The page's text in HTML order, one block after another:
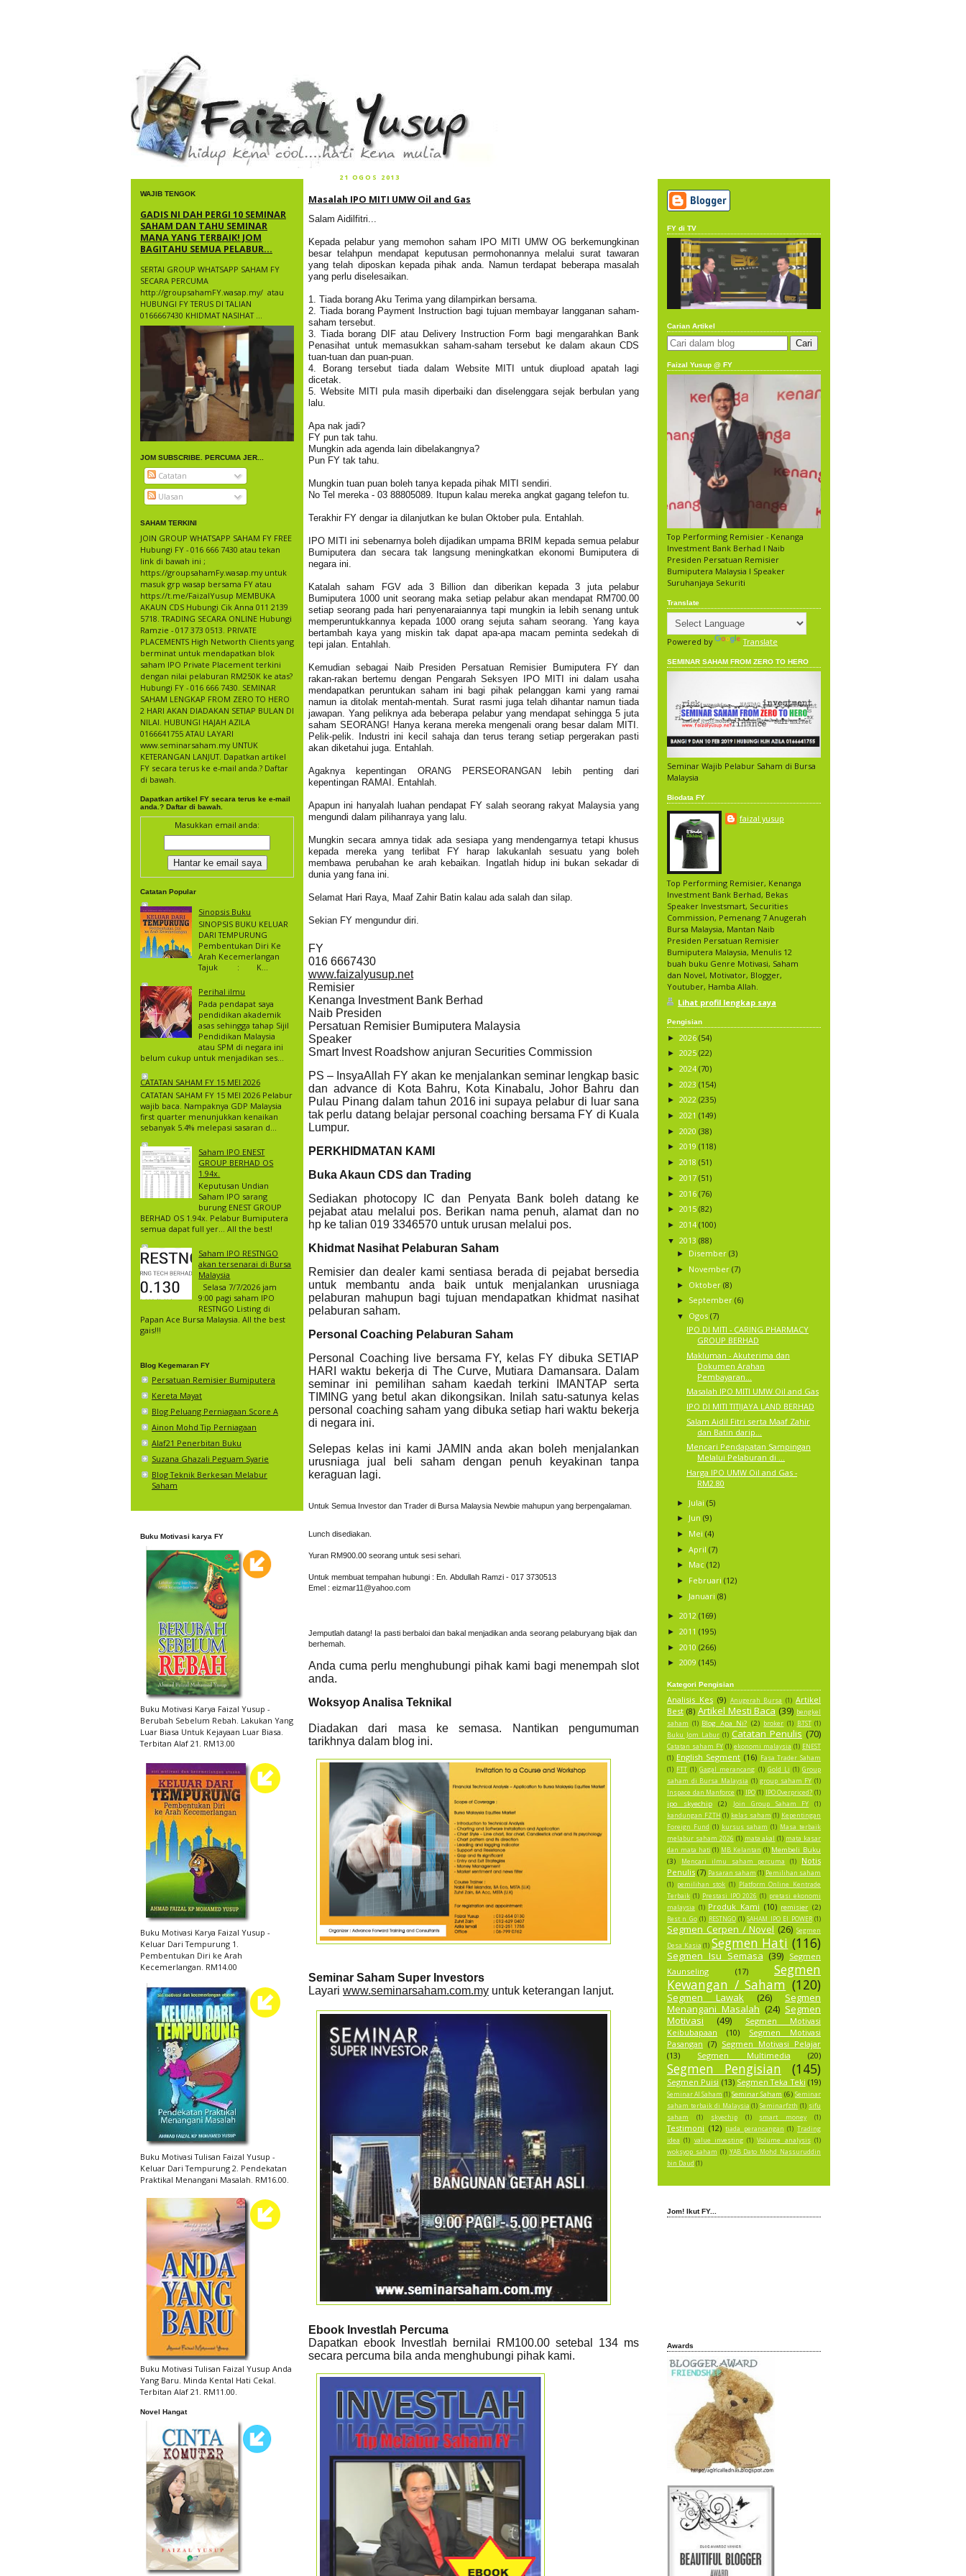
faizal yusup
WAJIB TENGOK
GADIS NI DAH PERGI 10 SEMINAR
SAHAM DAN TAHU SEMINAR
MANA YANG TERBAIK! JOM
BAGITAHU SEMUA PELABUR...
SERTAI GROUP WHATSAPP SAHAM FY
SECARA PERCUMA
http://groupsahamFY.wasap.my/ ​ atau
HUBUNGI FY TERUS DI TALIAN
0166667430 KHIDMAT NASIHAT ...
JOM SUBSCRIBE. PERCUMA JER...
Catatan
Ulasan
SAHAM TERKINI
JOIN GROUP WHATSAPP SAHAM FY FREE
Hubungi FY - 016 666 7430 atau tekan
link di bawah ini ;
https://groupsahamFy.wasap.my untuk
masuk grp wasap bersama FY atau
https://t.me/FaizalYusup MEMBUKA
AKAUN CDS Hubungi Cik Anna 011 2139
5718. TRADING SECARA ONLINE Hubungi
Ramzie - 017 373 0513. PRIVATE
PLACEMENTS High Networth Clients yang
berminat untuk mendapatkan blok
saham IPO Private Placement terkini
dengan nilai pelaburan RM250K ke atas?
Hubungi FY - 016 666 7430. SEMINAR
SAHAM LENGKAP FROM ZERO TO HERO
2 HARI AKAN DIADAKAN SETIAP BULAN DI
NILAI. HUBUNGI HAJAH AZILA
0166641755 ATAU LAYARI
www.seminarsaham.my UNTUK
KETERANGAN LANJUT. Dapatkan artikel
FY secara terus ke e-mail anda.? Daftar
di bawah.
Dapatkan artikel FY secara terus ke e-mail
anda.? Daftar di bawah.
Masukkan email anda:
Catatan Popular
Sinopsis Buku
SINOPSIS BUKU KELUAR
DARI TEMPURUNG
Pembentukan Diri Ke
Arah Kecemerlangan
Tajuk : K...
Perihal ilmu
Pada pendapat saya
pendidikan akademik
asas sehingga tahap Sijil
Pendidikan Malaysia
atau SPM di negara ini
belum cukup untuk menjadikan ses...
CATATAN SAHAM FY 15 MEI 2026
CATATAN SAHAM FY 15 MEI 2026 Pelabur
wajib baca. Nampaknya GDP Malaysia
first quarter menunjukkan kenaikan
sebanyak 5.4% melepasi sasaran d...
Saham IPO ENEST
GROUP BERHAD OS
1.94x.
Keputusan Undian
Saham IPO sarang
burung ENEST GROUP
BERHAD OS 1.94x. Pelabur Bumiputera
semua dapat full yer… All the best!
Saham IPO RESTNGO
akan tersenarai di Bursa
Malaysia
Selasa 7/7/2026 jam
9:00 pagi saham IPO
RESTNGO Listing di
Papan Ace Bursa Malaysia. All the best
gais!!!
Blog Kegemaran FY
Persatuan Remisier Bumiputera
Kereta Mayat
Blog Peluang Perniagaan Score A
Ainon Mohd Tip Perniagaan
Alaf21 Penerbitan Buku
Suzana Ghazali Peguam Syarie
Blog Teknik Berkesan Melabur
Saham
Buku Motivasi karya FY
Buku Motivasi Karya Faizal Yusup -
Berubah Sebelum Rebah. Lakukan Yang
Luar Biasa Untuk Kejayaan Luar Biasa.
Terbitan Alaf 21. RM13.00
Buku Motivasi Karya Faizal Yusup -
Keluar Dari Tempurung 1.
Pembentukan Diri ke Arah
Kecemerlangan. RM14.00
Buku Motivasi Tulisan Faizal Yusup -
Keluar Dari Tempurung 2. Pendekatan
Praktikal Menangani Masalah. RM16.00.
Buku Motivasi Tulisan Faizal Yusup Anda
Yang Baru. Minda Kental Hati Cekal.
Terbitan Alaf 21. RM11.00.
Novel Hangat
21 OGOS 2013
Masalah IPO MITI UMW Oil and Gas
Salam Aidilfitri...
Kepada pelabur yang memohon saham IPO MITI UMW OG berkemungkinan
besar telahpun mendapat keputusan permohonannya melalui surat tawaran
yang telah diposkan kepada pihak anda. Namun terdapat beberapa masalah
yang perlu diselesaikan.
1. Tiada borang Aku Terima yang dilampirkan bersama.
2. Tiada borang Payment Instruction bagi tujuan membayar langganan saham-
saham tersebut.
3. Tiada borang DIF atau Delivery Instruction Form bagi mengarahkan Bank
Penasihat untuk memasukkan saham-saham tersebut ke dalam akaun CDS
tuan-tuan dan puan-puan.
4. Borang tersebut tiada dalam Website MITI untuk diupload apatah lagi
dicetak.
5. Website MITI pula masih diperbaiki dan diselenggara sejak berbulan yang
lalu.
Apa nak jadi?
FY pun tak tahu.
Mungkin ada agenda lain dibelakangnya?
Pun FY tak tahu.
Mungkin tuan puan boleh tanya kepada pihak MITI sendiri.
No Tel mereka - 03 88805089. Itupun kalau mereka angkat gagang telefon tu.
Terakhir FY dengar ia dilanjutkan ke bulan Oktober pula. Entahlah.
IPO MITI ini sebenarnya boleh dijadikan umpama BRIM kepada semua pelabur
Bumiputera dan secara tak langsung meningkatkan ekonomi Bumiputera di
negara ini.
Katalah saham FGV ada 3 Billion dan diberikan kepada 3 juta pelabur
Bumiputera 1000 unit seorang maka setiap pelabur akan mendapat RM700.00
setiap seorang pada hari penyenaraiannya tapi mungkin ia lebih senang untuk
memperuntukkannya kepada 1000 orang sejuta saham seorang. Yang kaya
bertambah kaya yang miskin tak dapat apa-apa macam peminta sedekah di
tepi jalan. Entahlah.
Kemudian sebagai Naib Presiden Persatuan Remisier Bumiputera FY dan
rakan-rakan bertemu dengan Pengarah Seksyen IPO MITI ini dalam usaha
mendapatkan peruntukan saham ini bagi pihak pelanggan kami yang ramai
namun ia ditolak mentah-mentah. Surat rasmi juga telah dihantar namun tiada
jawapan. Yang peliknya ada beberapa pelabur yang mendapat sehingga 5 juta
saham SEORANG! Hanya kerana mereka mengenali orang besar dalam MITI.
Pelik-pelik. Industri ini kecil sahaja dan terus terang setiap pergerakan pasti
akan diketahui juga. Entahlah.
Agaknya kepentingan ORANG PERSEORANGAN lebih penting dari
kepentingan RAMAI. Entahlah.
Apapun ini hanyalah luahan pendapat FY salah seorang rakyat Malaysia yang
mengundi dalam pilihanraya yang lalu.
Mungkin secara amnya tidak ada sesiapa yang mendengarnya tetapi khusus
kepada mereka yang terlibat FY harap lakukanlah sesuatu yang boleh
membawa perubahan ke arah kebaikan. Ingatlah hidup ini bukan sekadar di
dunia yang fana ini.
Selamat Hari Raya, Maaf Zahir Batin kalau ada salah dan silap.
Sekian FY mengundur diri.
FY
016 6667430
www.faizalyusup.net
Remisier
Kenanga Investment Bank Berhad
Naib Presiden
Persatuan Remisier Bumiputera Malaysia
Speaker
Smart Invest Roadshow anjuran Securities Commission
PS – InsyaAllah FY akan ke menjalankan seminar lengkap basic
dan advance di Kota Bahru, Kota Kinabalu, Johor Bahru dan
Pulau Pinang dalam tahun 2016 ini supaya pelabur di luar sana
tak perlu datang belajar personal coaching bersama FY di Kuala
Lumpur.
PERKHIDMATAN KAMI
Buka Akaun CDS dan Trading
Sediakan photocopy IC dan Penyata Bank boleh datang ke
pejabat atau melalui pos. Berikan nama penuh, alamat dan no
hp ke talian 019 3346570 untuk urusan melalui pos.
Khidmat Nasihat Pelaburan Saham
Remisier dan dealer kami sentiasa berada di pejabat bersedia
untuk membantu anda baik untuk menjalankan urusniaga
pelaburan mahupun bagi tujuan mendapatkan khidmat nasihat
pelaburan saham.
Personal Coaching Pelaburan Saham
Personal Coaching live bersama FY, kelas FY dibuka SETIAP
HARI waktu bekerja di The Curve, Mutiara Damansara. Dalam
seminar ini pemilihan saham kaedah terkini IMANTAP serta
TIMING yang betul akan dikongsikan. Inilah satu-satunya kelas
personal coaching saham yang dibuka setiap hari waktu bekerja
di negara ini.
Selepas kelas ini kami JAMIN anda akan boleh menjalankan
urusniaga jual beli saham dengan penuh keyakinan tanpa
keraguan lagi.
Untuk Semua Investor dan Trader di Bursa Malaysia Newbie mahupun yang berpengalaman.
Lunch disediakan.
Yuran RM900.00 seorang untuk sesi sehari.
Untuk membuat tempahan hubungi : En. Abdullah Ramzi - 017 3730513
Emel : eizmar11@yahoo.com
Jemputlah datang! Ia pasti berbaloi dan bakal menjadikan anda seorang pelaburyang bijak dan
berhemah.
Anda cuma perlu menghubungi pihak kami bagi menempah slot
anda.
Woksyop Analisa Teknikal
Diadakan dari masa ke semasa. Nantikan pengumuman
tarikhnya dalam blog ini.
Seminar Saham Super Investors
Layari www.seminarsaham.com.my untuk keterangan lanjut.
Ebook Investlah Percuma
Dapatkan ebook Investlah bernilai RM100.00 setebal 134 ms
secara percuma bila anda menghubungi pihak kami.
FY di TV
Carian Artikel
Faizal Yusup @ FY
Top Performing Remisier - Kenanga
Investment Bank Berhad l Naib
Presiden Persatuan Remisier
Bumiputera Malaysia l Speaker
Suruhanjaya Sekuriti
Translate
Powered by Translate
SEMINAR SAHAM FROM ZERO TO HERO
Seminar Wajib Pelabur Saham di Bursa
Malaysia
Biodata FY
faizal yusup
Top Performing Remisier, Kenanga
Investment Bank Berhad, Bekas
Speaker Investsmart, Securities
Commission, Pemenang 7 Anugerah
Bursa Malaysia, Mantan Naib
Presiden Persatuan Remisier
Bumiputera Malaysia, Menulis 12
buah buku Genre Motivasi, Saham
dan Novel, Motivator, Blogger,
Youtuber, Hamba Allah.
Lihat profil lengkap saya
Pengisian
► 2026 (54)
► 2025 (22)
► 2024 (70)
► 2023 (154)
► 2022 (235)
► 2021 (149)
► 2020 (38)
► 2019 (118)
► 2018 (51)
► 2017 (51)
► 2016 (76)
► 2015 (82)
► 2014 (100)
▼ 2013 (88)
► Disember (3)
► November (7)
► Oktober (8)
► September (6)
▼ Ogos (7)
IPO DI MITI - CARING PHARMACY
GROUP BERHAD
Makluman - Akuterima dan
Dokumen Arahan
Pembayaran...
Masalah IPO MITI UMW Oil and Gas
IPO DI MITI TITIJAYA LAND BERHAD
Salam Aidil Fitri serta Maaf Zahir
dan Batin darip...
Mencari Pendapatan Sampingan
Melalui Pelaburan di ...
Harga IPO UMW Oil and Gas -
RM2.80
► Julai (5)
► Jun (9)
► Mei (4)
► April (7)
► Mac (12)
► Februari (12)
► Januari (8)
► 2012 (169)
► 2011 (195)
► 2010 (266)
► 2009 (145)
Kategori Pengisian
Analisis Kes (9) Anugerah Bursa (1) Artikel
Best (8) Artikel Mesti Baca (39) bengkel
saham (1) Blog Apa Ni? (2) broker (1) BTST (1)
Buku Jom Labur (1) Catatan Penulis (70)
Catatan saham FY (1) ekonomi malaysia (1) ENEST
(1) English Segment (16) Fasa Trader Saham
(1) FTT (1) Gagal merancang (1) Gold Li (1) Group
saham di Bursa Malaysia (1) group saham FY (1)
Inspace dan Manforce (1) IPO (1) IPO Overpriced? (1)
ipo skyechip (2) Join Group Saham FY
(1)
kandungan FZTH (1) kelas saham (1) Kepentingan
Foreign Fund (1) kursus saham (1) Masa terbaik
melabur saham 2026 (1) mata akal (1) mata kasar
dan mata hati (1) MB Kelantan (1) Membeli Buku
(3)
Mencari ilmu saham percuma (1)
Notis
Penulis (7) Pasaran saham (1) Pemilihan saham
(1) pemilihan stok (1) Platform Online Kentrade
Terbaik (1) Prestasi IPO 2026 (1) pretasi ekonomi
malaysia (1) Produk Kami (10) remisier (2)
Rest n Go (1) RESTNGO (1) SAHAM IPO EI POWER (1)
Segmen Cerpen / Novel (26) Segmen
Desa Kasia (1) Segmen Hati (116)
Segmen Isu Semasa (39) Segmen
Kaunseling
(17)
Segmen
Kewangan / Saham (120)
Segmen Lawak (26)
Segmen
Menangani Masalah (24) Segmen
Motivasi
(49)
Segmen Motivasi
Keibubapaan
(10)
Segmen Motivasi
Pasangan (7) Segmen Motivasi Pelajar
(13)
Segmen Multimedia (20)
Segmen Pengisian (145)
Segmen Puisi (13) Segmen Teka Teki (19)
Seminar AI Saham (1)Seminar Saham (6) Seminar
saham terbaik di Malaysia (1) Seminarfzth (1) sifu
saham
(1) skyechip (1) smart money (1)
Testimoni (12) tiada perancangan (1) Trading
idea (1) value investing (1) Volume analysis (1)
woksyop saham (1) YAB Dato Mohd Nassuruddin
bin Daud (1)
Jom! Ikut FY...
Awards